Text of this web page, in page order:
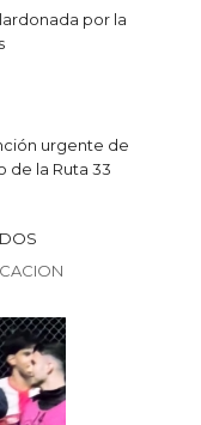
por la
urgente de
de la Ruta 33